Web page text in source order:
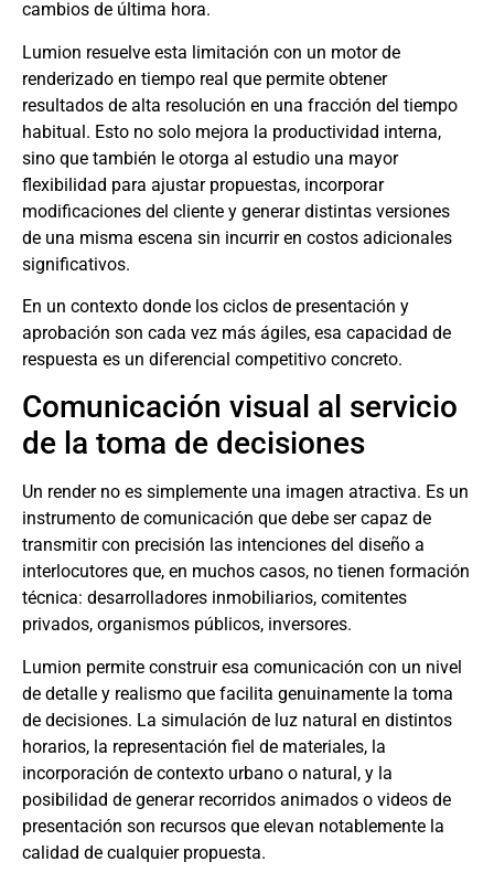
cambios de última hora.
Lumion resuelve esta limitación con un motor de
renderizado en tiempo real que permite obtener
resultados de alta resolución en una fracción del tiempo
habitual. Esto no solo mejora la productividad interna,
sino que también le otorga al estudio una mayor
flexibilidad para ajustar propuestas, incorporar
modificaciones del cliente y generar distintas versiones
de una misma escena sin incurrir en costos adicionales
significativos.
En un contexto donde los ciclos de presentación y
aprobación son cada vez más ágiles, esa capacidad de
respuesta es un diferencial competitivo concreto.
Comunicación visual al servicio
de la toma de decisiones
Un render no es simplemente una imagen atractiva. Es un
instrumento de comunicación que debe ser capaz de
transmitir con precisión las intenciones del diseño a
interlocutores que, en muchos casos, no tienen formación
técnica: desarrolladores inmobiliarios, comitentes
privados, organismos públicos, inversores.
Lumion permite construir esa comunicación con un nivel
de detalle y realismo que facilita genuinamente la toma
de decisiones. La simulación de luz natural en distintos
horarios, la representación fiel de materiales, la
incorporación de contexto urbano o natural, y la
posibilidad de generar recorridos animados o videos de
presentación son recursos que elevan notablemente la
calidad de cualquier propuesta.